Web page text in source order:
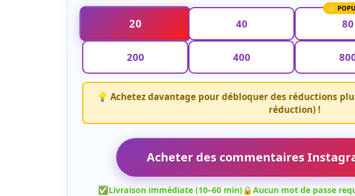
20 40 80
200 400
💡 Achetez davantage pour débloquer des réductions
réduction) !
Acheter des commentaires
✅Livraison immédiate (10–60 min)🔒 Aucun mot de passe